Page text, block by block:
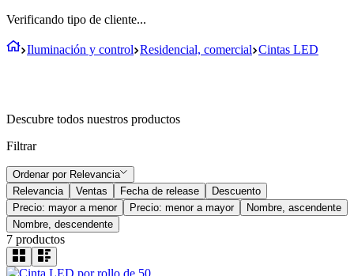
Verificando tipo de cliente...
Iluminación y control Residencial, comercial Cintas LED
Descubre todos nuestros productos
Filtrar
Ordenar por Relevancia
Relevancia
Ventas Fecha de release
Descuento
Precio: mayor a menor
Precio: menor a mayor
Nombre, ascendente
Nombre, descendente
7 productos